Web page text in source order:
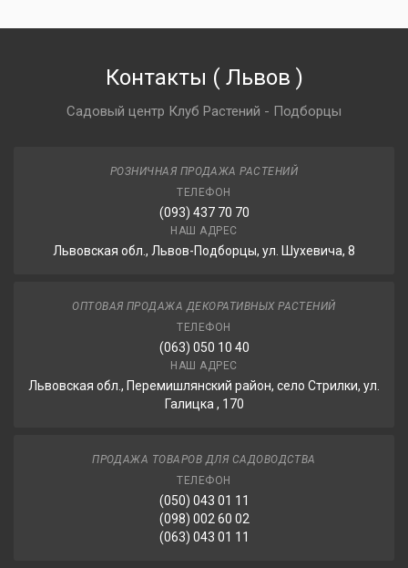
Контакты ( Львов )
Садовый центр Клуб Растений - Подборцы
РОЗНИЧНАЯ ПРОДАЖА РАСТЕНИЙ
ТЕЛЕФОН
(093) 437 70 70
НАШ АДРЕС
Львовская обл., Львов-Подборцы, ул. Шухевича, 8
ОПТОВАЯ ПРОДАЖА ДЕКОРАТИВНЫХ РАСТЕНИЙ
ТЕЛЕФОН
(063) 050 10 40
НАШ АДРЕС
Львовская обл., Перемишлянский район, село Стрилки, ул.
Галицка , 170
ПРОДАЖА ТОВАРОВ ДЛЯ САДОВОДСТВА
ТЕЛЕФОН
(050) 043 01 11
(098) 002 60 02
(063) 043 01 11